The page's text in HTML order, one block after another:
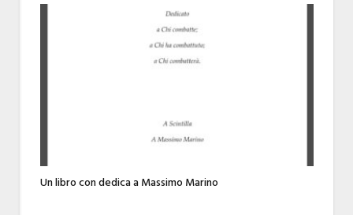
Un libro con dedica a Massimo Marino